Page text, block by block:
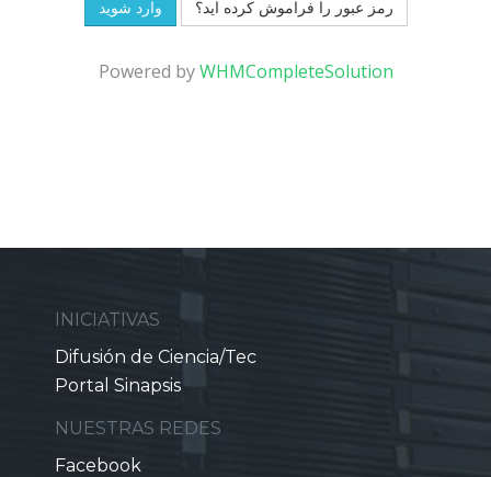
رمز عبور را فراموش کرده اید؟
Powered byWHMCompleteSolution
INICIATIVAS
Difusión de Ciencia/Tec
Portal Sinapsis
NUESTRAS REDES
Facebook